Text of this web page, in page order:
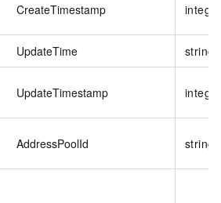
CreateTimestamp integer
UpdateTime string
UpdateTimestamp integer
AddressPoolId string